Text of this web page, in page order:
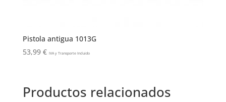
Pistola antigua 1013G
53,99 € IVA y Transporte Incluido
Productos relacionados